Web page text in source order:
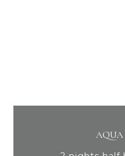
AQUA ET THERME